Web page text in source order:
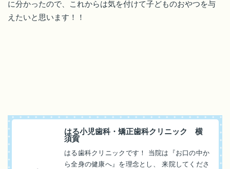
に分かったので、これからは気を付けて子どものおやつを与
えたいと思います！！
はる小児歯科・矯正歯科クリニック 横
須賀
はる歯科クリニックです！ 当院は『お口の中か
ら全身の健康へ』を理念とし、 来院してくださ